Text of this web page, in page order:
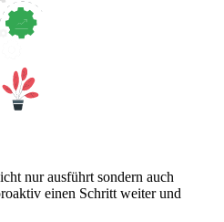
nur ausführt sondern auch
einen Schritt weiter und